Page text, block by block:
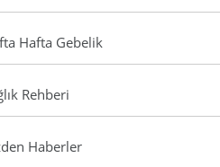
Hafta Gebelik
Rehberi
Haberler